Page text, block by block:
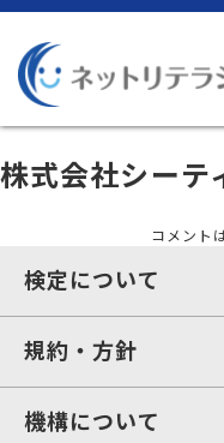
株式会社シーテ
コメント
検定について
規約・方針
機構について